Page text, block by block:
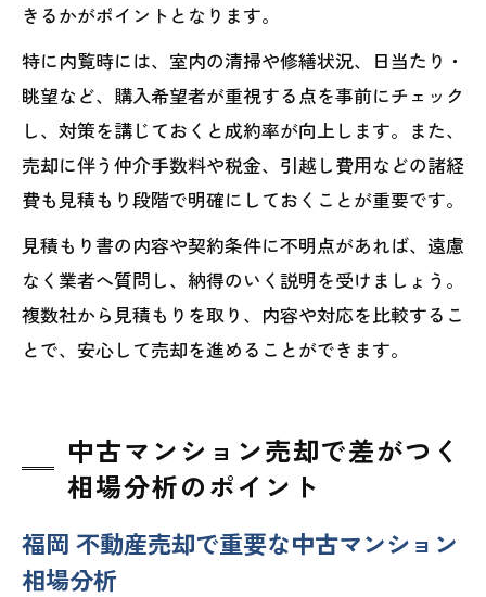
きるかがポイントとなります。
特に内覧時には、室内の清掃や修繕状況、日当たり・
眺望など、購入希望者が重視する点を事前にチェック
し、対策を講じておくと成約率が向上します。また、
売却に伴う仲介手数料や税金、引越し費用などの諸経
費も見積もり段階で明確にしておくことが重要です。
見積もり書の内容や契約条件に不明点があれば、遠慮
なく業者へ質問し、納得のいく説明を受けましょう。
複数社から見積もりを取り、内容や対応を比較するこ
とで、安心して売却を進めることができます。
中古マンション売却で差がつく
相場分析のポイント
福岡 不動産売却で重要な中古マンション
相場分析